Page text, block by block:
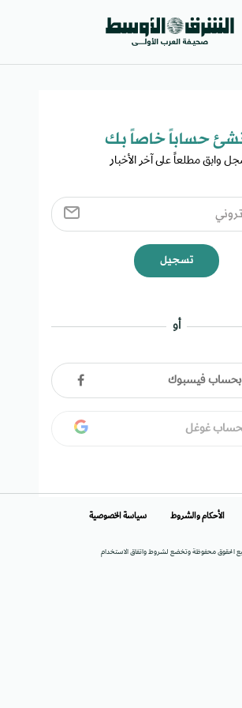
حساباً خاصاً بك​
وابق مطلعاً على آخر الأخبار
تسجيل
أو
بحساب فيسبوك
غوغل
الحقوق محفوظة وتخضع لشروط واتفاق الاستخدام
الأحكام والشروط سياسة الخصوصية